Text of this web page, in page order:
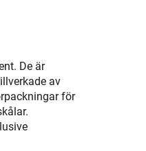
De är
av
för